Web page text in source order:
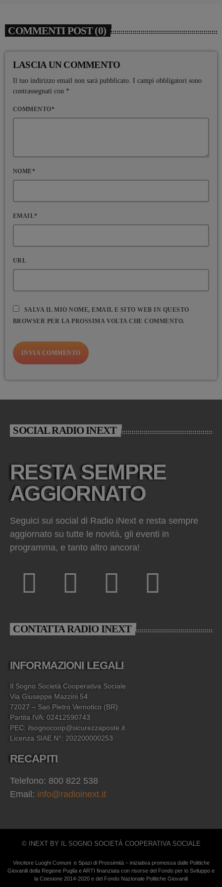
COMMENTI POST (0)
LASCIA UN COMMENTO
Il tuo indirizzo email non sarà pubblicato. I campi obbligatori sono
contrassegnati con *
COMMENTO*
NOME*
EMAIL*
URL
SALVA IL MIO NOME, EMAIL E SITO WEB IN QUESTO
BROWSER PER LA PROSSIMA VOLTA CHE COMMENTO.
SOCIAL RADIO INEXT
RESTA SEMPRE
AGGIORNATO
Seguici sui social di Radio iNext e resta sempre
aggiornato su tutte le novità, gli eventi in
programma, e tanto altro ancora!
CONTATTA RADIO INEXT
INFORMAZIONI LEGALI
Il Sogno Società Cooperativa Sociale
Via Giuseppe Mazzini 54
72027 – San Pietro Vernotico (BR)
Partita IVA: 02412590743
PEC: ilsognocoop@sicurezzaposte.it
Licenza SIAE N°: 202200000253
RECAPITI
Telefono: 800 822 538
Email: info@radioinext.it
© INEXT BY IL SOGNO SOCIETÀ COOPERATIVA SOCIALE
Vincitore Luoghi Comuni e Spazi di Prossimità – iniziativa promossa dalle Politiche
Giovanili della Regione Puglia e ARTI finanziata con risorse del Fondo per lo Sviluppo e
la Coesione 2014-2020 e del Fondo Nazionale Politiche Giovanili